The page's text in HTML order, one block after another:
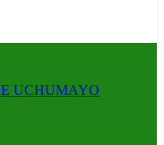
UCHUMAYO